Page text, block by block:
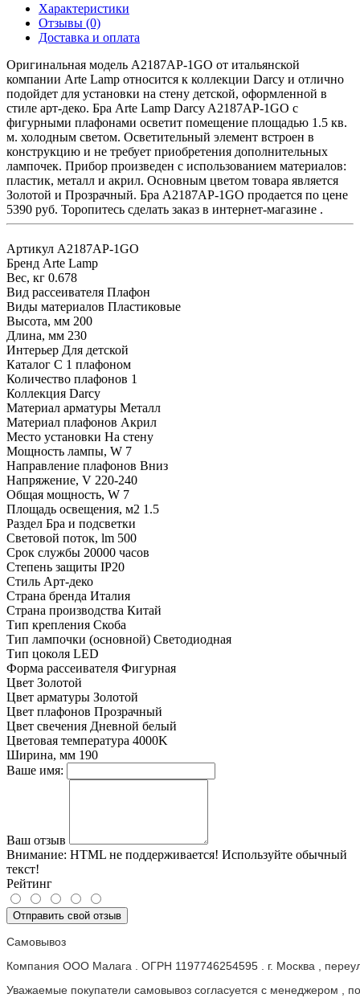
Характеристики
Отзывы (0)
Доставка и оплата
Оригинальная модель A2187AP-1GO от итальянской
компании Arte Lamp относится к коллекции Darcy и отлично
подойдет для установки на стену детской, оформленной в
стиле арт-деко. Бра Arte Lamp Darcy A2187AP-1GO с
фигурными плафонами осветит помещение площадью 1.5 кв.
м. холодным светом. Осветительный элемент встроен в
конструкцию и не требует приобретения дополнительных
лампочек. Прибор произведен с использованием материалов:
пластик, металл и акрил. Основным цветом товара является
Золотой и Прозрачный. Бра A2187AP-1GO продается по цене
5390 руб. Торопитесь сделать заказ в интернет-магазине .
Артикул A2187AP-1GO
Бренд Arte Lamp
Вес, кг 0.678
Вид рассеивателя Плафон
Виды материалов Пластиковые
Высота, мм 200
Длина, мм 230
Интерьер Для детской
Каталог С 1 плафоном
Количество плафонов 1
Коллекция Darcy
Материал арматуры Металл
Материал плафонов Акрил
Место установки На стену
Мощность лампы, W 7
Направление плафонов Вниз
Напряжение, V 220-240
Общая мощность, W 7
Площадь освещения, м2 1.5
Раздел Бра и подсветки
Световой поток, lm 500
Срок службы 20000 часов
Степень защиты IP20
Стиль Арт-деко
Страна бренда Италия
Страна производства Китай
Тип крепления Скоба
Тип лампочки (основной) Светодиодная
Тип цоколя LED
Форма рассеивателя Фигурная
Цвет Золотой
Цвет арматуры Золотой
Цвет плафонов Прозрачный
Цвет свечения Дневной белый
Цветовая температура 4000K
Ширина, мм 190
Ваше имя:
Ваш отзыв
Внимание: HTML не поддерживается! Используйте обычный
текст!
Рейтинг
Отправить свой отзыв
Самовывоз
Компания ООО Малага . ОГРН 1197746254595 . г. Москва ,
Уважаемые покупатели самовывоз согласуется с менеджером ,